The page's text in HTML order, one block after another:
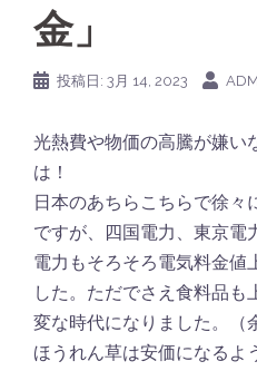
金」
投稿日: 3月 14, 2023
光熱費や物価の高騰が嫌い
は！
日本のあちらこちらで徐々
ですが、四国電力、東京電
電力もそろそろ電気料金値
した。ただでさえ食料品も
変な時代になりました。（
ほうれん草は安価になるよ